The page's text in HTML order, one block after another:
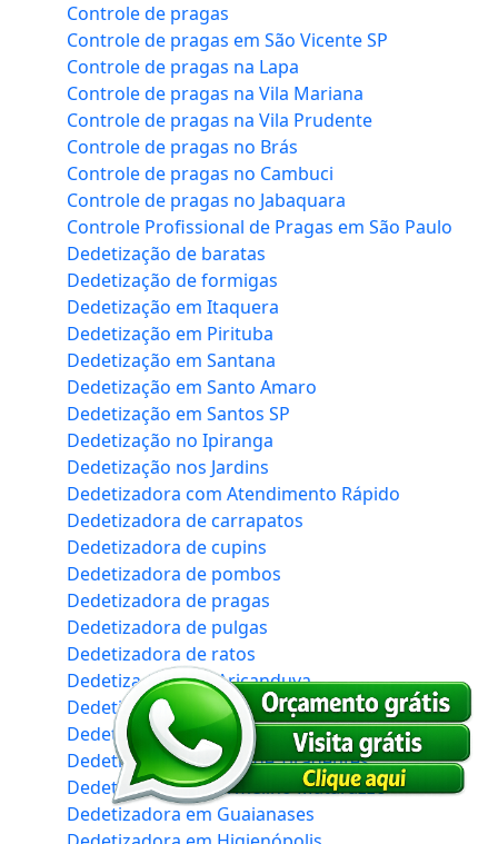
Controle de pragas
Controle de pragas em São Vicente SP
Controle de pragas na Lapa
Controle de pragas na Vila Mariana
Controle de pragas na Vila Prudente
Controle de pragas no Brás
Controle de pragas no Cambuci
Controle de pragas no Jabaquara
Controle Profissional de Pragas em São Paulo
Dedetização de baratas
Dedetização de formigas
Dedetização em Itaquera
Dedetização em Pirituba
Dedetização em Santana
Dedetização em Santo Amaro
Dedetização em Santos SP
Dedetização no Ipiranga
Dedetização nos Jardins
Dedetizadora com Atendimento Rápido
Dedetizadora de carrapatos
Dedetizadora de cupins
Dedetizadora de pombos
Dedetizadora de pragas
Dedetizadora de pulgas
Dedetizadora de ratos
Dedetizadora em Aricanduva
Dedetizadora em Artur Alvim
Dedetizadora em Cerqueira César
Dedetizadora em Cidade Tiradentes
Dedetizadora em Ermelino Matarazzo
Dedetizadora em Guaianases